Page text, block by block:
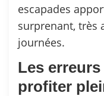
escapades
surprenant, très
journées.
Les
profiter